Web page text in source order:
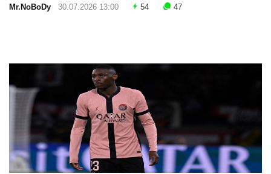
Mr.NoBoDy 30.07.2026 13:00 54 47